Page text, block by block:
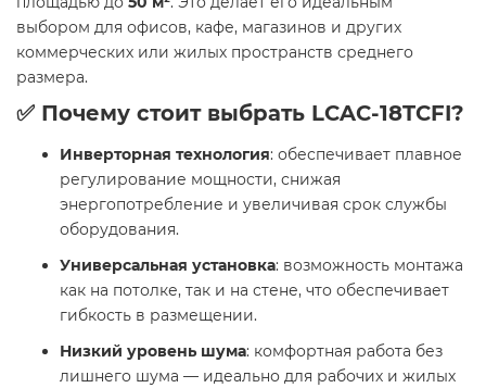
выбором для офисов, кафе, магазинов и других
коммерческих или жилых пространств среднего
размера.
✅ Почему стоит выбрать LCAC-18TCFI?
Инверторная технология: обеспечивает плавное
регулирование мощности, снижая
энергопотребление и увеличивая срок службы
оборудования.
Универсальная установка: возможность монтажа
как на потолке, так и на стене, что обеспечивает
гибкость в размещении.
Низкий уровень шума: комфортная работа без
лишнего шума — идеально для рабочих и жилых